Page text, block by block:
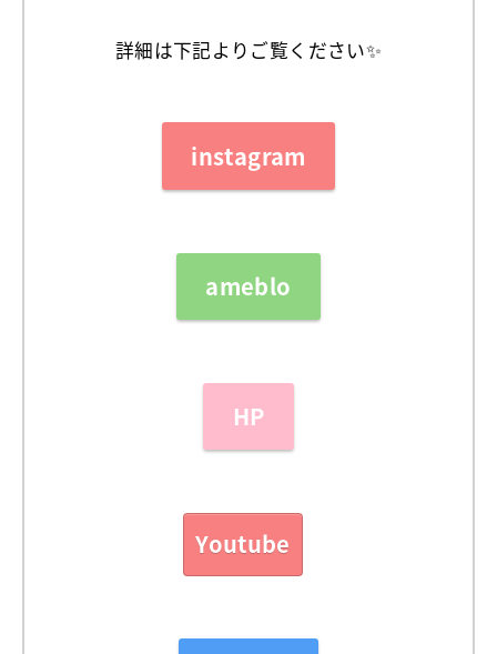
詳細は下記よりご覧ください✨
instagram
ameblo
HP
Youtube